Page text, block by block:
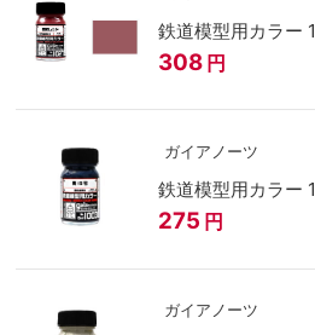
鉄道模型用カラー
308 円
ガイアノーツ
鉄道模型用カラー
275 円
ガイアノーツ